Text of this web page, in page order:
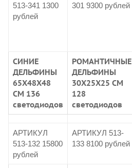
513-341 1300
рублей
301 9300 рублей
СИНИЕ
ДЕЛЬФИНЫ
65Х48Х48
СМ 136
светодиодов
РОМАНТИЧНЫЕ
ДЕЛЬФИНЫ
30Х25Х25 СМ
128
светодиодов
АРТИКУЛ
513-132 15800
рублей
АРТИКУЛ 513-
133 8100 рублей